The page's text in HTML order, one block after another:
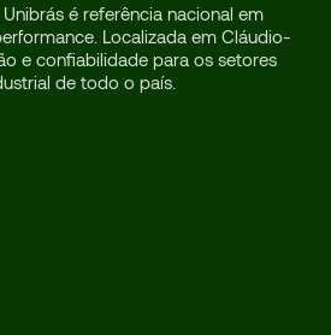
é referência nacional em
Localizada em Cláudio-
e confiabilidade para os setores
de todo o país.